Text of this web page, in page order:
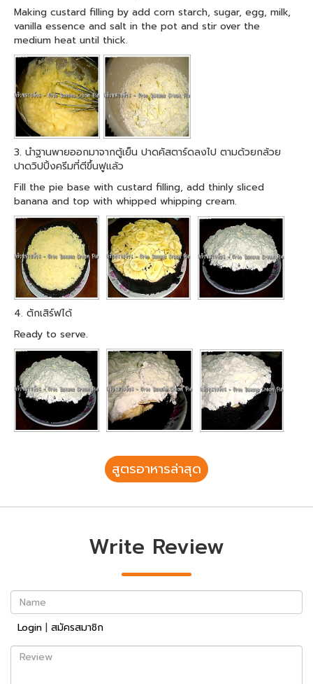
Making custard filling by add corn starch, sugar, egg, milk,
vanilla essence and salt in the pot and stir over the
medium heat until thick.
3. นำฐานพายออกมาจากตู้เย็น ปาดคัสตาร์ดลงไป ตามด้วยกล้วย
ปาดวิปปิ้งครีมที่ตีขึ้นฟูแล้ว
Fill the pie base with custard filling, add thinly sliced
banana and top with whipped whipping cream.
4. ตักเสิร์ฟได้
Ready to serve.
สูตรอาหารล่าสุด
Write Review
Name
Login | สมัครสมาชิก
Review